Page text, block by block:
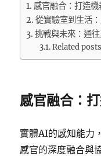
感官融合：打造機
從實驗室到生活
挑戰與未來：通
Related
感官融合：
實體AI的感知能力
感官的深度融合與